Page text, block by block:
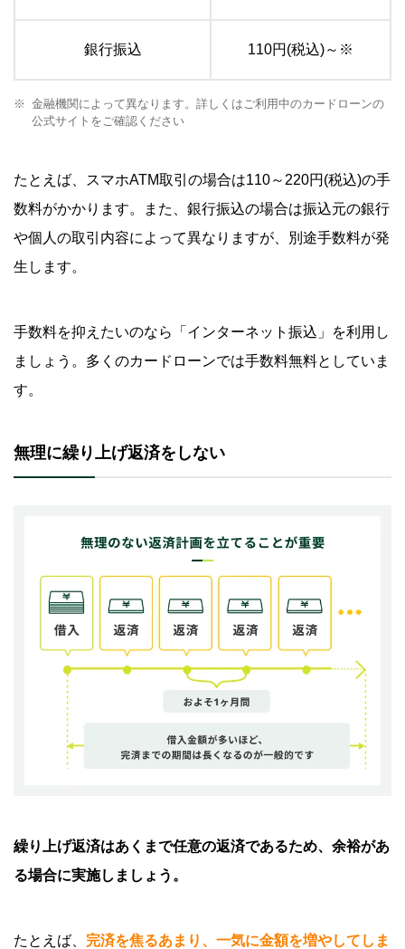
銀行振込 110円(税込)～※
金融機関によって異なります。詳しくはご利用中のカードローンの
公式サイトをご確認ください
たとえば、スマホATM取引の場合は110～220円(税込)の手
数料がかかります。また、銀行振込の場合は振込元の銀行
や個人の取引内容によって異なりますが、別途手数料が発
生します。
手数料を抑えたいのなら「インターネット振込」を利用し
ましょう。多くのカードローンでは手数料無料としていま
す。
無理に繰り上げ返済をしない
繰り上げ返済はあくまで任意の返済であるため、余裕があ
る場合に実施しましょう。
たとえば、 完済を焦るあまり、一気に金額を増やしてしま